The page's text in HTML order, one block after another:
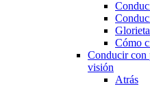
Cómo
Conducir con
visión
Atrás